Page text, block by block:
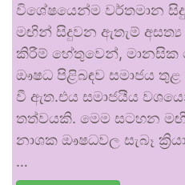
විශේෂයෙන්ම වර්තමාන
මඟින් සිදුවන ඇතැම් අසත්‍ය
කිරීම් හේතුවෙන්, මානසික
ඖෂධ පිළිබඳව සමාජය
වී ඇත.එය සමාජයීය
තත්වයකි. මෙම සටහන
නාශක ඖෂධවල සැබෑ
…